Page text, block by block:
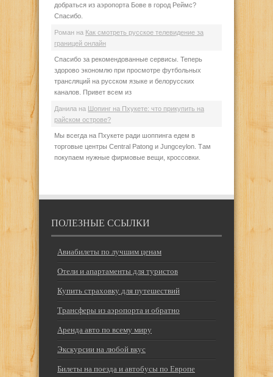
добраться из аэропорта Бове в город Реймс?
Спасибо.
Роман на Как смотреть русское телевидение за
границей онлайн
Спасибо за рекомендованные сервисы. Теперь
здорово экономлю при просмотре футбольных
трансляций на русском языке и белорусских
каналов. Привет всем из
Данила на Шопинг на Пхукете: что прикупить на
райском острове?
Мы всегда на Пхукете ради шоппинга едем в
торговые центры Central Patong и Jungceylon. Там
покупаем нужные фирмовые вещи, кроссовки.
ПОЛЕЗНЫЕ ССЫЛКИ
Авиабилеты по лучшим ценам
Отели и апартаменты для туристов
Купить страховку для путешествий
Трансферы из аэропорта и обратно
Аренда авто по всему миру
Экскурсии на любой вкус
Билеты на поезда и автобусы по Европе